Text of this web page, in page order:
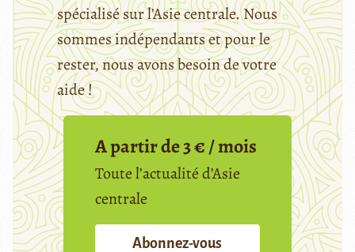
spécialisé sur l’Asie centrale. Nous
sommes indépendants et pour le
rester, nous avons besoin de votre
aide !
A partir de 3 € / mois
Toute l’actualité d’Asie
centrale
Abonnez-vous